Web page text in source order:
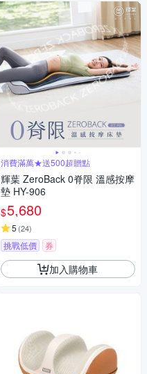
消費滿萬★送500超贈點
輝葉 ZeroBack 0脊限 溫感按摩
墊 HY-906
$5,680
5 (24)
挑戰低價 券
加入購物車